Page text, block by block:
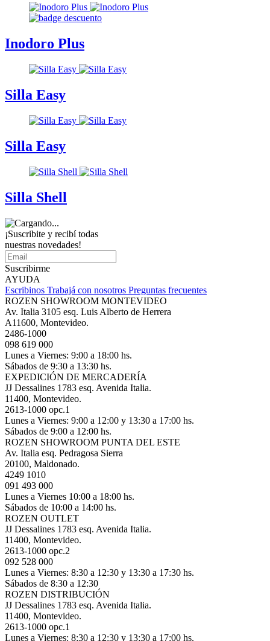
Inodoro Plus
Silla Easy
Silla Easy
Silla Shell
¡Suscribite y recibí todas
nuestras novedades!
Suscribirme
AYUDA
Escribinos Trabajá con nosotros Preguntas frecuentes
ROZEN SHOWROOM MONTEVIDEO
Av. Italia 3105 esq. Luis Alberto de Herrera
A11600, Montevideo.
2486-1000
098 619 000
Lunes a Viernes: 9:00 a 18:00 hs.
Sábados de 9:30 a 13:30 hs.
EXPEDICIÓN DE MERCADERÍA
JJ Dessalines 1783 esq. Avenida Italia.
11400, Montevideo.
2613-1000 opc.1
Lunes a Viernes: 9:00 a 12:00 y 13:30 a 17:00 hs.
Sábados de 9:00 a 12:00 hs.
ROZEN SHOWROOM PUNTA DEL ESTE
Av. Italia esq. Pedragosa Sierra
20100, Maldonado.
4249 1010
091 493 000
Lunes a Viernes 10:00 a 18:00 hs.
Sábados de 10:00 a 14:00 hs.
ROZEN OUTLET
JJ Dessalines 1783 esq. Avenida Italia.
11400, Montevideo.
2613-1000 opc.2
092 528 000
Lunes a Viernes: 8:30 a 12:30 y 13:30 a 17:30 hs.
Sábados de 8:30 a 12:30
ROZEN DISTRIBUCIÓN
JJ Dessalines 1783 esq. Avenida Italia.
11400, Montevideo.
2613-1000 opc.1
Lunes a Viernes: 8:30 a 12:30 y 13:30 a 17:00 hs.